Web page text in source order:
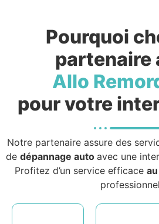
Pourquoi
partenaire
Allo
pour votre
Notre partenaire assure des
de dépannage auto avec une
Profitez d’un service efficace